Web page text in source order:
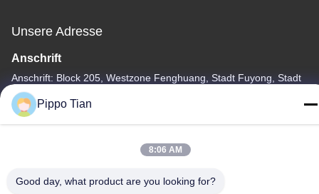
Unsere Adresse
Anschrift
Anschrift: Block 205, Westzone Fenghuang, Stadt Fuyong, Stadt
Shenzhen, China
Tel.
Pippo Tian
8:06 AM
Good day, what product are you looking for?